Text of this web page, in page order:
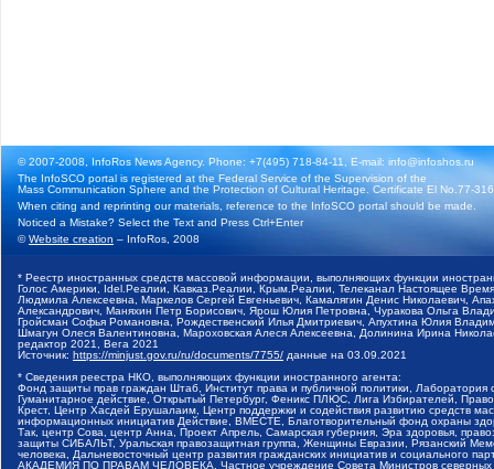
© 2007-2008, InfoRos News Agency. Phone: +7(495) 718-84-11, E-mail: info@infoshos.ru
The InfoSCO portal is registered at the Federal Service of the Supervision of the
Mass Communication Sphere and the Protection of Cultural Heritage. Certificate El No.77-
When citing and reprinting our materials, reference to the InfoSCO portal should be made.
Noticed a Mistake? Select the Text and Press Ctrl+Enter
©Website creation – InfoRos, 2008
* Реестр иностранных средств массовой информации, выполняющих функции
Голос Америки, Idel.Реалии, Кавказ.Реалии, Крым.Реалии, Телеканал Настоящее
Людмила Алексеевна, Маркелов Сергей Евгеньевич, Камалягин Денис Николаевич,
Александрович, Маняхин Петр Борисович, Ярош Юлия Петровна, Чуракова Ольга
Гройсман Софья Романовна, Рождественский Илья Дмитриевич, Апухтина Юлия
Шмагун Олеся Валентиновна, Мароховская Алеся Алексеевна, Долинина Ирина
редактор 2021, Вега 2021
Источник: https://minjust.gov.ru/ru/documents/7755/ данные на 03.09.2021
* Сведения реестра НКО, выполняющих функции иностранного агента:
Фонд защиты прав граждан Штаб, Институт права и публичной политики,
Гуманитарное действие, Открытый Петербург, Феникс ПЛЮС, Лига Избирателей,
Крест, Центр Хасдей Ерушалаим, Центр поддержки и содействия развитию средств
информационных инициатив Действие, ВМЕСТЕ, Благотворительный фонд охраны
Так, центр Сова, центр Анна, Проект Апрель, Самарская губерния, Эра здоровья,
защиты СИБАЛЬТ, Уральская правозащитная группа, Женщины Евразии, Рязанский
человека, Дальневосточный центр развития гражданских инициатив и социального
АКАДЕМИЯ ПО ПРАВАМ ЧЕЛОВЕКА, Частное учреждение Совета Министров северных